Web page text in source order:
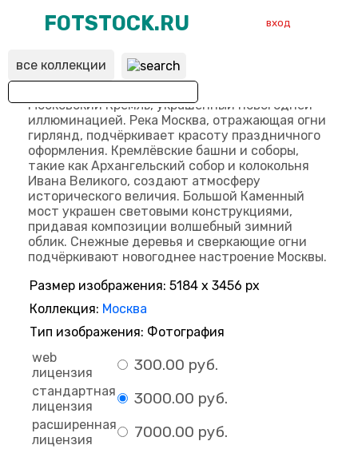
FOTSTOCK.RU
ВХОД
РЕГИСТРАЦИЯ
вход
все коллекции
Размер изображения: 5184 x 3456 px
Коллекция: Москва
Тип изображения: Фотография
web
лицензия
300.00 руб.
стандартная
лицензия
3000.00 руб.
расширенная
лицензия
7000.00 руб.